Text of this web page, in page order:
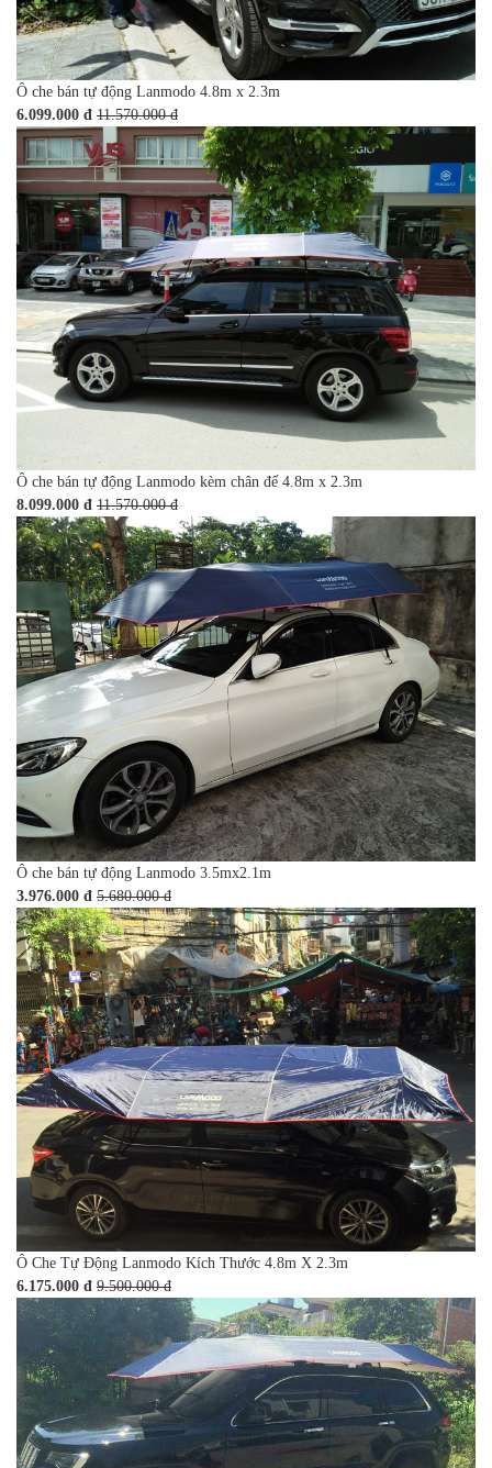
Ô che bán tự động Lanmodo 4.8m x 2.3m
6.099.000 đ 11.570.000 đ
Ô che bán tự động Lanmodo kèm chân đế 4.8m x 2.3m
8.099.000 đ 11.570.000 đ
Ô che bán tự động Lanmodo 3.5mx2.1m
3.976.000 đ 5.680.000 đ
Ô Che Tự Động Lanmodo Kích Thước 4.8m X 2.3m
6.175.000 đ 9.500.000 đ